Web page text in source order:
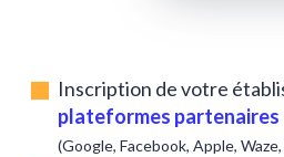
Inscription de votre
plateformes partenaires
(Google, Facebook, Apple,